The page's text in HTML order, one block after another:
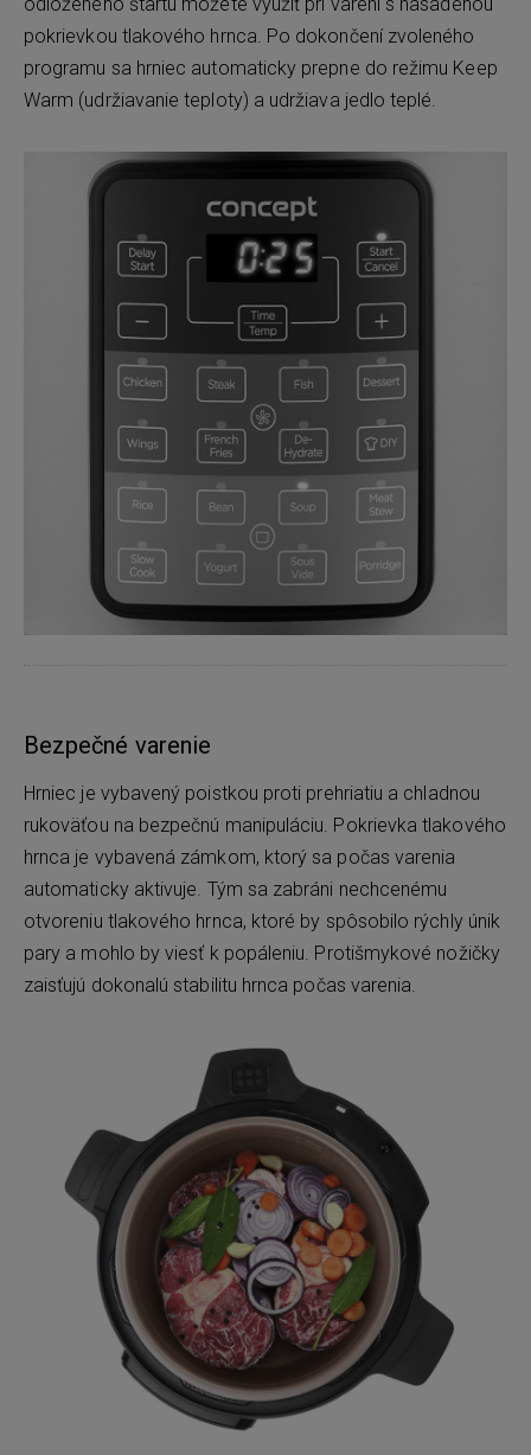
odloženého štartu môžete využiť pri varení s nasadenou
pokrievkou tlakového hrnca. Po dokončení zvoleného
programu sa hrniec automaticky prepne do režimu Keep
Warm (udržiavanie teploty) a udržiava jedlo teplé.
Bezpečné varenie
Hrniec je vybavený poistkou proti prehriatiu a chladnou
rukoväťou na bezpečnú manipuláciu. Pokrievka tlakového
hrnca je vybavená zámkom, ktorý sa počas varenia
automaticky aktivuje. Tým sa zabráni nechcenému
otvoreniu tlakového hrnca, ktoré by spôsobilo rýchly únik
pary a mohlo by viesť k popáleniu. Protišmykové nožičky
zaisťujú dokonalú stabilitu hrnca počas varenia.